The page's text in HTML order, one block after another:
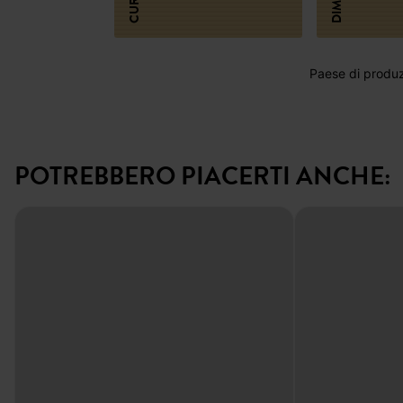
Paese di
POTREBBERO PIACERTI ANCHE: